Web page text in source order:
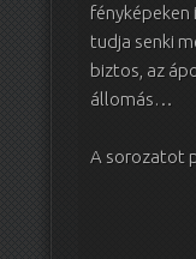
fényképeken
tudja senki
biztos, az
állomás…
A sorozatot